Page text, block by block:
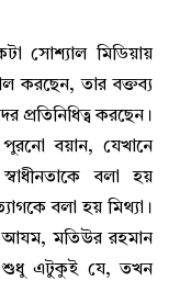
সোশ্যাল মিডিয়ায়
করছেন, তার বক্তব্য
প্রতিনিধিত্ব করছেন।
বয়ান, যেখানে
বলা হয়
বলা হয় মিথ্যা।
মতিউর রহমান
শুধু এটুকুই যে, তখন